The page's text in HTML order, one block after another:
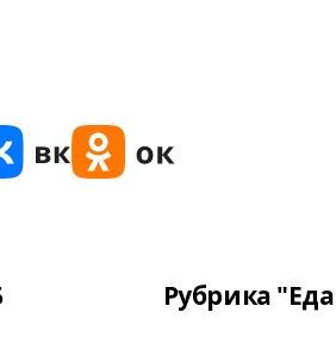
Рубрика